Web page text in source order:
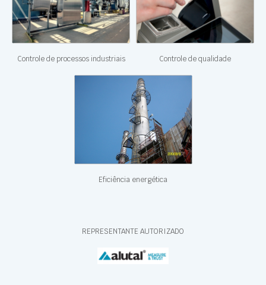
Controle de processos industriais Controle de qualidade
Eficiência energética
REPRESENTANTE AUTORIZADO